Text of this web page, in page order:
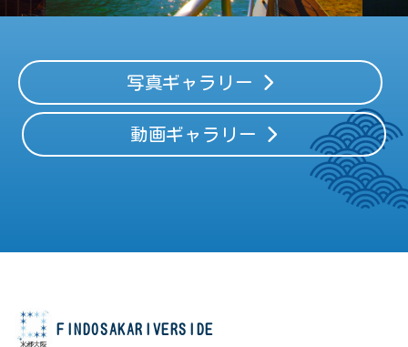
写真ギャラリー
動画ギャラリー
FINDOSAKARIVERSIDE